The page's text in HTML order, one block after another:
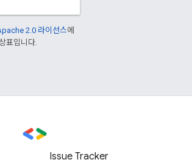
2.0 라이선스에
표입니다.
Issue Tracker